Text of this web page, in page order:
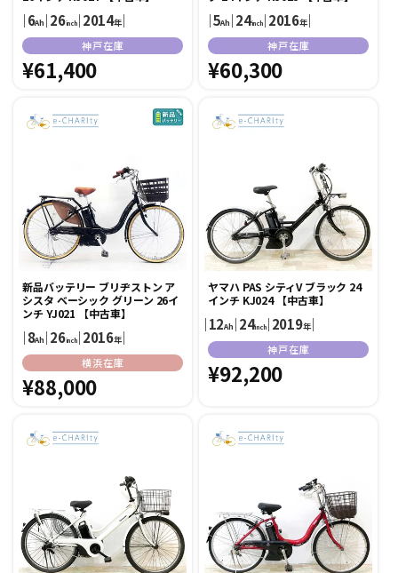
｜6Ah｜26inch｜2014年｜
販
売
元:
神戸在庫
通
価
格
¥61,400
｜5Ah｜24inch｜2016年｜
販
売
元:
神戸在庫
通
価
格
¥60,300
新品バッテリー ブリヂストン ア
シスタ ベーシック グリーン 26イ
ンチ YJ021 【中古車】
｜8Ah｜26inch｜2016年｜
販
売
元:
横浜在庫
通
価
格
¥88,000
ヤマハ PAS シティV ブラック 24
インチ KJ024 【中古車】
｜12Ah｜24inch｜2019年｜
販
売
元:
神戸在庫
通
格
¥92,200